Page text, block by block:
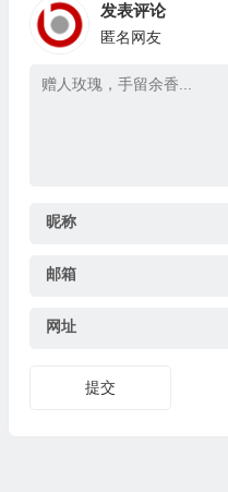
发表评论
匿名网友
昵称
邮箱
网址
提交